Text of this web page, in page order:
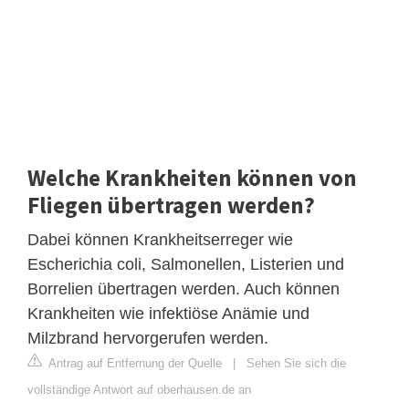
Welche Krankheiten können von
Fliegen übertragen werden?
Dabei können Krankheitserreger wie
Escherichia coli, Salmonellen, Listerien und
Borrelien übertragen werden. Auch können
Krankheiten wie infektiöse Anämie und
Milzbrand hervorgerufen werden.
Antrag auf Entfernung der Quelle | Sehen Sie sich die
vollständige Antwort auf oberhausen.de an